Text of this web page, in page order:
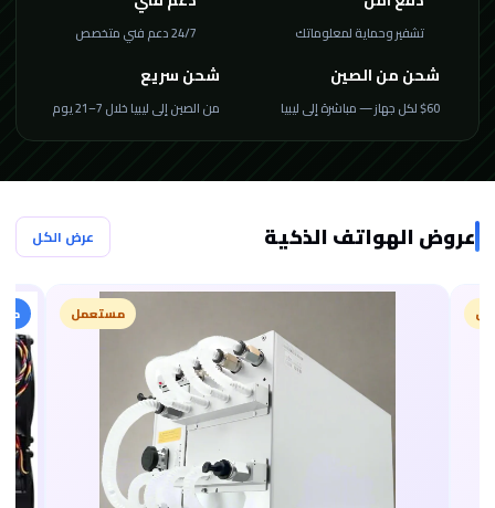
تشفير وحماية لمعلوماتك 24/7 دعم فني متخصص
شحن من الصين
$60 لكل جهاز — مباشرة إلى ليبيا
شحن سريع
من الصين إلى ليبيا خلال 7–21 يوم
عروض الهواتف الذكية عرض الكل
مستعمل مستعمل